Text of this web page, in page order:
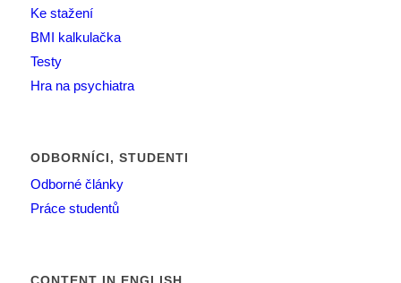
Ke stažení
BMI kalkulačka
Testy
Hra na psychiatra
ODBORNÍCI, STUDENTI
Odborné články
Práce studentů